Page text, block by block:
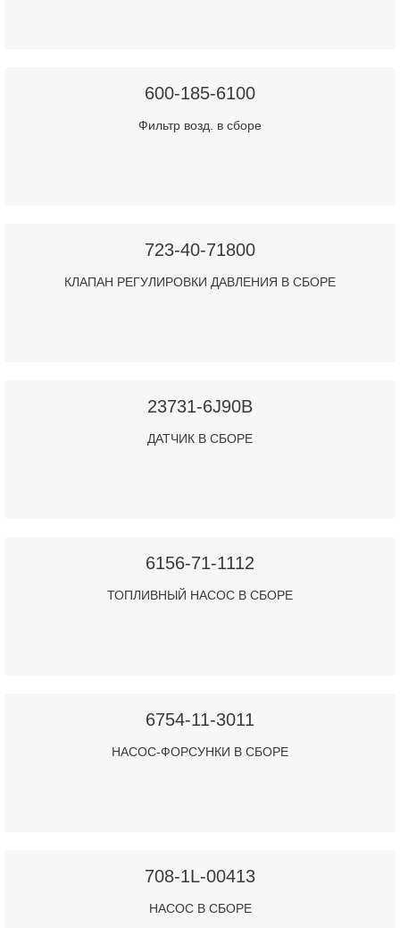
600-185-6100
Фильтр возд. в сборе
723-40-71800
КЛАПАН РЕГУЛИРОВКИ ДАВЛЕНИЯ В СБОРЕ
23731-6J90B
ДАТЧИК В СБОРЕ
6156-71-1112
ТОПЛИВНЫЙ НАСОС В СБОРЕ
6754-11-3011
НАСОС-ФОРСУНКИ В СБОРЕ
708-1L-00413
НАСОС В СБОРЕ